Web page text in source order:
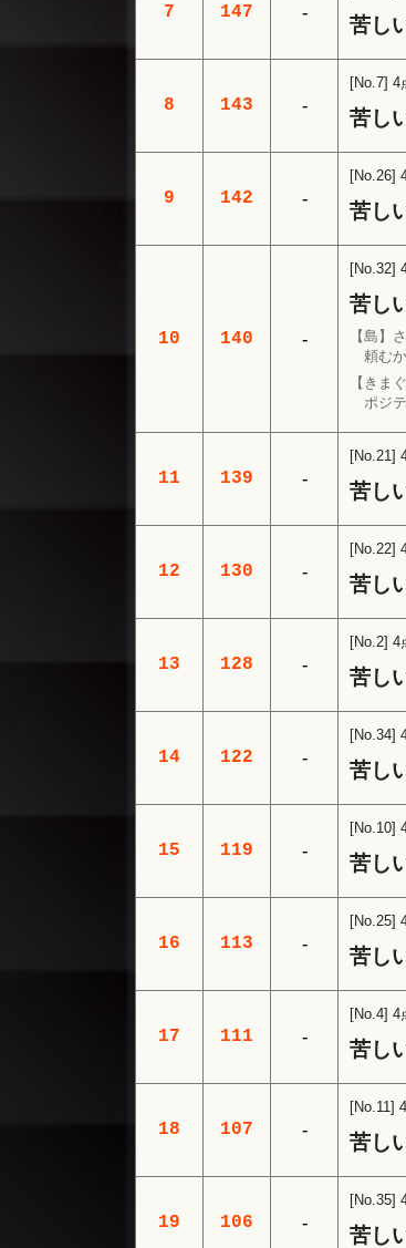
7 147 -
苦し
8 143 -
[No.7] 4
苦し
9 142 -
[No.26]
苦し
10 140 -
[No.32]
苦し
【島】
頼む
【きま
ポジ
11 139 -
[No.21]
苦し
12 130 -
[No.22]
苦し
13 128 -
[No.2] 4
苦し
14 122 -
[No.34]
苦し
15 119 -
[No.10]
苦し
16 113 -
[No.25]
苦し
17 111 -
[No.4] 4
苦し
18 107 -
[No.11]
苦し
19 106 -
[No.35]
苦し